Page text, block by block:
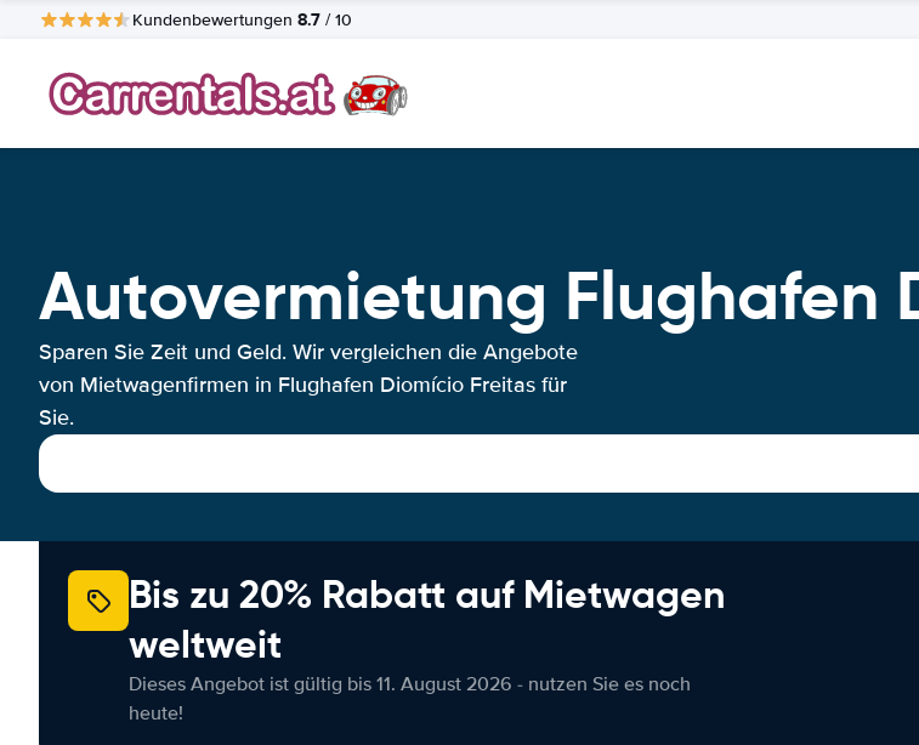
Kundenbewertungen 8.7 / 10
Autovermietung Flughafen
Sparen Sie Zeit und Geld. Wir vergleichen die Angebote
von Mietwagenfirmen in Flughafen Diomício Freitas für
Sie.
Bis zu 20% Rabatt auf Mietwagen
weltweit
Dieses Angebot ist gültig bis 11. August 2026 - nutzen Sie es noch
heute!